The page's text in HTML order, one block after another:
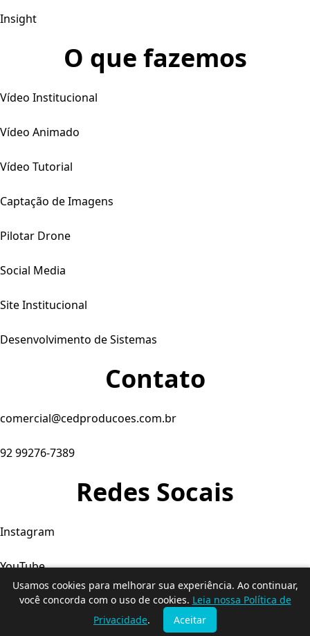
Usamos cookies para melhorar sua experiência. Ao continuar,
você concorda com o uso de cookies. Leia nossa Política de
Privacidade. Aceitar
Insight
O que fazemos
Vídeo Institucional
Vídeo Animado
Vídeo Tutorial
Captação de Imagens
Pilotar Drone
Social Media
Site Institucional
Desenvolvimento de Sistemas
Contato
comercial@cedproducoes.com.br
92 99276-7389
Redes Socais
Instagram
YouTube
Facebook